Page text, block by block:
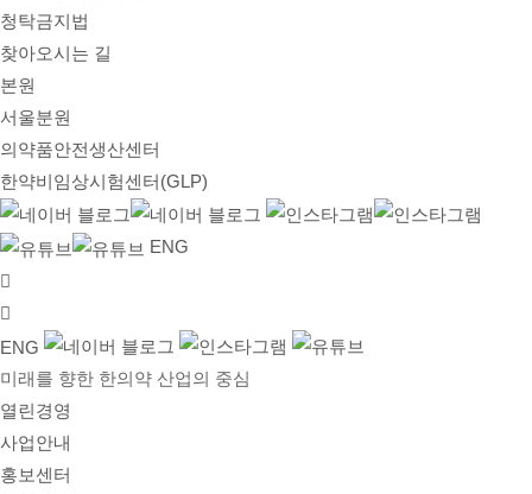
청탁금지법
찾아오시는 길
본원
서울분원
의약품안전생산센터
한약비임상시험센터(GLP)
ENG
ENG
미래를 향한 한의약 산업의 중심
열린경영
사업안내
홍보센터